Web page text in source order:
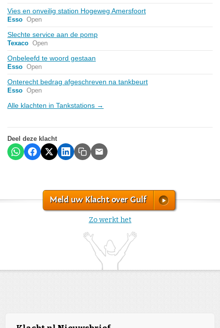
Vies en onveilig station Hogeweg Amersfoort
Esso Open
Slechte service aan de pomp
Texaco Open
Onbeleefd te woord gestaan
Esso Open
Onterecht bedrag afgeschreven na tankbeurt
Esso Open
Alle klachten in Tankstations →
Deel deze klacht
Meld uw Klacht over Gulf
Zo werkt het